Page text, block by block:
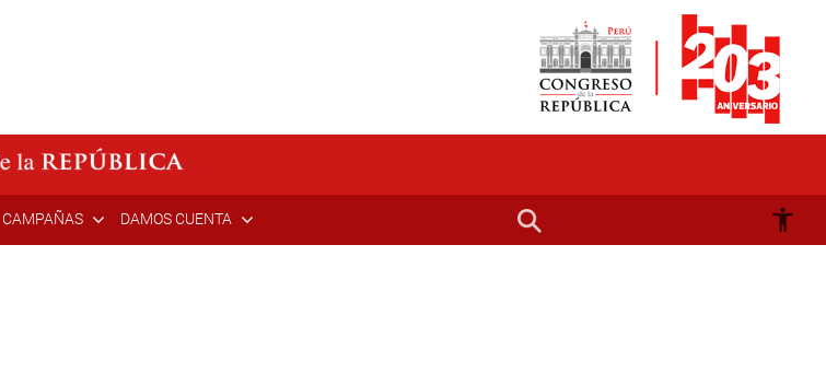
CAMPAÑAS DAMOS CUENTA